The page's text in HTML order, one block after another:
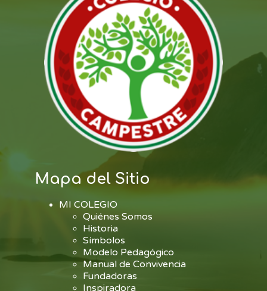
Mapa del Sitio
MI COLEGIO
Quiénes Somos
Historia
Símbolos
Modelo Pedagógico
Manual de Convivencia
Fundadoras
Inspiradora